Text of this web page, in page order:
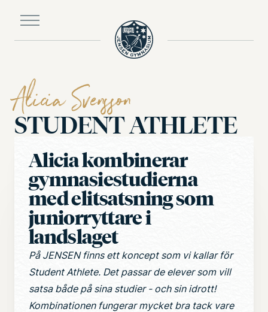
huvudinnehållet
Alicia Svensson
STUDENT ATHLETE
Alicia kombinerar
gymnasiestudierna
med elitsatsning som
juniorryttare i
landslaget
På JENSEN finns ett koncept som vi kallar för
Student Athlete. Det passar de elever som vill
satsa både på sina studier - och sin idrott!
Kombinationen fungerar mycket bra tack vare